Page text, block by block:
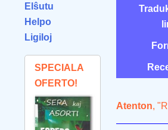
Elŝutu
Helpo
Ligiloj
SPECIALA
OFERTO!
Atenton,